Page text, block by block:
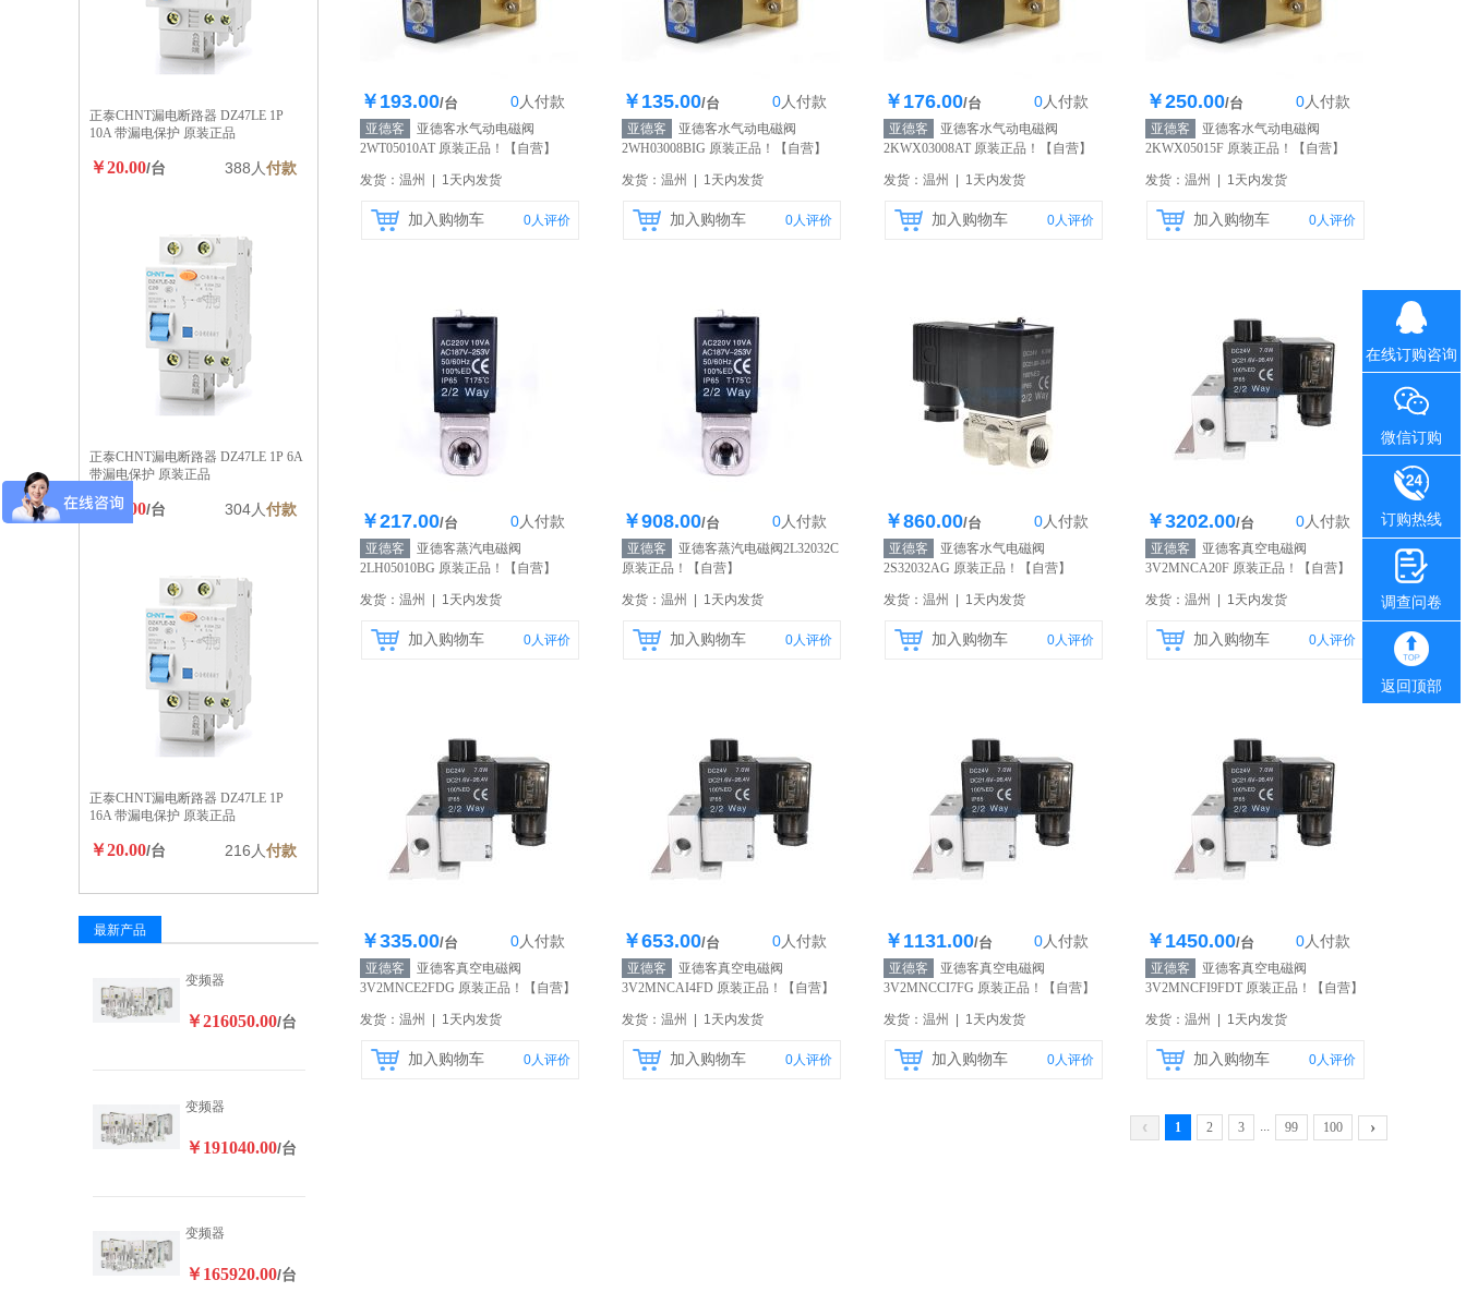
库存100个
￥193.00/台 0人付款
亚德客
亚德客水气动电磁阀
2WT05010AT 原装正品！
【自营】
发货：温州 | 1天内发货
加入购物车 0人评价
库存100个
￥135.00/台 0人付款
亚德客
亚德客水气动电磁阀
2WH03008BIG 原装正品！
【自营】
发货：温州 | 1天内发货
加入购物车 0人评价
库存100个
￥176.00/台 0人付款
亚德客
亚德客水气动电磁阀
2KWX03008AT 原装正品！
【自营】
发货：温州 | 1天内发货
加入购物车 0人评价
库存100个
￥250.00/台 0人付款
亚德客
亚德客水气动电磁阀
2KWX05015F 原装正品！
【自营】
发货：温州 | 1天内发货
加入购物车 0人评价
库存100个
￥217.00/台 0人付款
亚德客
亚德客蒸汽电磁阀
2LH05010BG 原装正品！
【自营】
发货：温州 | 1天内发货
加入购物车 0人评价
库存100个
￥908.00/台 0人付款
亚德客
亚德客蒸汽电磁阀2L32032C
原装正品！
【自营】
发货：温州 | 1天内发货
加入购物车 0人评价
库存100个
￥860.00/台 0人付款
亚德客
亚德客水气电磁阀
2S32032AG 原装正品！
【自营】
发货：温州 | 1天内发货
加入购物车 0人评价
库存100个
￥3202.00/台 0人付款
亚德客
亚德客真空电磁阀
3V2MNCA20F 原装正品！
【自营】
发货：温州 | 1天内发货
加入购物车 0人评价
库存100个
￥335.00/台 0人付款
亚德客
亚德客真空电磁阀
3V2MNCE2FDG 原装正品！
【自营】
发货：温州 | 1天内发货
加入购物车 0人评价
库存100个
￥653.00/台 0人付款
亚德客
亚德客真空电磁阀
3V2MNCAI4FD 原装正品！
【自营】
发货：温州 | 1天内发货
加入购物车 0人评价
库存100个
￥1131.00/台 0人付款
亚德客
亚德客真空电磁阀
3V2MNCCI7FG 原装正品！
【自营】
发货：温州 | 1天内发货
加入购物车 0人评价
库存100个
￥1450.00/台 0人付款
亚德客
亚德客真空电磁阀
3V2MNCFI9FDT 原装正品！
【自营】
发货：温州 | 1天内发货
加入购物车 0人评价
‹ 1 2 3 ... 99 100 ›
正泰CHNT漏电断路器 DZ47LE 1P
10A 带漏电保护 原装正品
￥20.00/台 388人付款
正泰CHNT漏电断路器 DZ47LE 1P 6A
带漏电保护 原装正品
￥20.00/台 304人付款
正泰CHNT漏电断路器 DZ47LE 1P
16A 带漏电保护 原装正品
￥20.00/台 216人付款
最新产品
变频器
￥216050.00/台
变频器
￥191040.00/台
变频器
￥165920.00/台
在线订购咨询
微信订购
订购热线
调查问卷
返回顶部